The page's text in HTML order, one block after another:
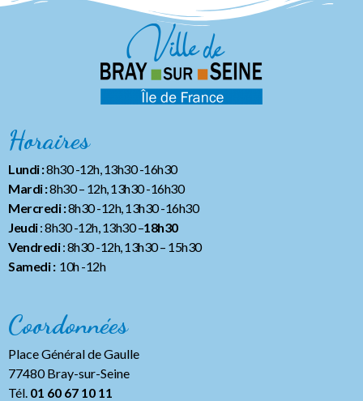
Horaires
Lundi :8h30 -12h, 13h30 -16h30
Mardi :8h30 – 12h, 13h30 -16h30
Mercredi :8h30 -12h, 13h30 -16h30
Jeudi: 8h30 -12h, 13h30 –18h30
Vendredi: 8h30 -12h, 13h30– 15h30
Samedi :10h -12h
Coordonnées
Place Général de Gaulle
77480 Bray-sur-Seine
Tél. 01 60 67 10 11